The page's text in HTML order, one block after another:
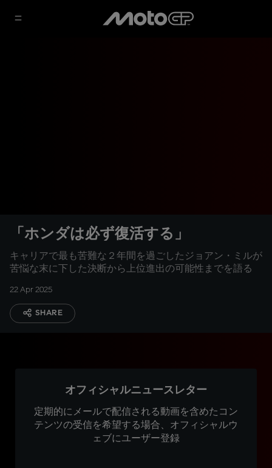
「ホンダは必ず復活する」
キャリアで最も苦難な２年間を過ごしたジョアン・ミルが
苦悩な末に下した決断から上位進出の可能性までを語る
22 Apr 2025
SHARE
オフィシャルニュースレター
定期的にメールで配信される動画を含めたコン
テンツの受信を希望する場合、オフィシャルウ
ェブにユーザー登録